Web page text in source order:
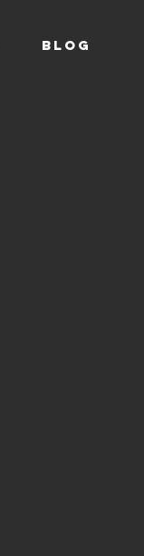
Blog